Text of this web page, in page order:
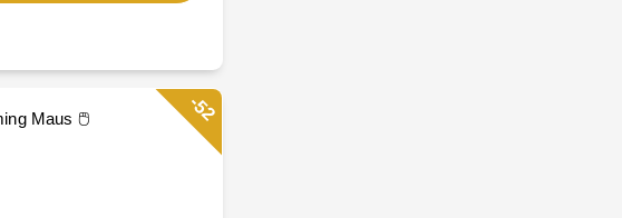
Maus 🖱️
-52